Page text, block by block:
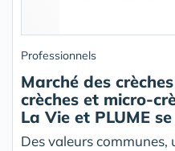
Professionnels
Marché des
crèches et micro-
La Vie et PLUME
Des valeurs communes,